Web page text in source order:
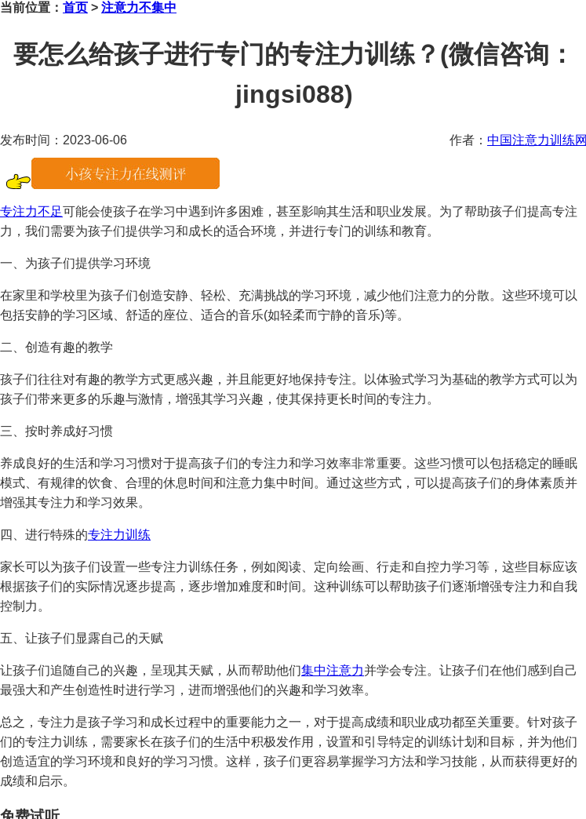
当前位置： 首页 > 注意力不集中
要怎么给孩子进行专门的专注力训练？(微信咨询：
jingsi088)
作者： 中国注意力训练网
发布时间：2023-06-06
专注力不足可能会使孩子在学习中遇到许多困难，甚至影响其生活和职业发展。为了帮助孩子们提高专注
力，我们需要为孩子们提供学习和成长的适合环境，并进行专门的训练和教育。
一、为孩子们提供学习环境
在家里和学校里为孩子们创造安静、轻松、充满挑战的学习环境，减少他们注意力的分散。这些环境可以
包括安静的学习区域、舒适的座位、适合的音乐(如轻柔而宁静的音乐)等。
二、创造有趣的教学
孩子们往往对有趣的教学方式更感兴趣，并且能更好地保持专注。以体验式学习为基础的教学方式可以为
孩子们带来更多的乐趣与激情，增强其学习兴趣，使其保持更长时间的专注力。
三、按时养成好习惯
养成良好的生活和学习习惯对于提高孩子们的专注力和学习效率非常重要。这些习惯可以包括稳定的睡眠
模式、有规律的饮食、合理的休息时间和注意力集中时间。通过这些方式，可以提高孩子们的身体素质并
增强其专注力和学习效果。
四、进行特殊的专注力训练
家长可以为孩子们设置一些专注力训练任务，例如阅读、定向绘画、行走和自控力学习等，这些目标应该
根据孩子们的实际情况逐步提高，逐步增加难度和时间。这种训练可以帮助孩子们逐渐增强专注力和自我
控制力。
五、让孩子们显露自己的天赋
让孩子们追随自己的兴趣，呈现其天赋，从而帮助他们集中注意力并学会专注。让孩子们在他们感到自己
最强大和产生创造性时进行学习，进而增强他们的兴趣和学习效率。
总之，专注力是孩子学习和成长过程中的重要能力之一，对于提高成绩和职业成功都至关重要。针对孩子
们的专注力训练，需要家长在孩子们的生活中积极发作用，设置和引导特定的训练计划和目标，并为他们
创造适宜的学习环境和良好的学习习惯。这样，孩子们更容易掌握学习方法和学习技能，从而获得更好的
成绩和启示。